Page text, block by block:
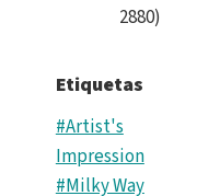
2880)
Etiquetas
#Artist's
Impression
#Milky Way